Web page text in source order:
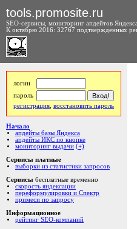
tools.promosite.ru
SEO-сервисы, мониторинг апдейтов
К октябрю 2016: 32767 подтвержденных
логин
пароль
регистрация восстановить пароль
Начало
апдейты базы Яндекса
апдейты ИКС по кнопке
мониторинг выдачи (+)
Сервисы платные
выборки из статистики запросов
Сервисы бесплатные временно
скорость яндексации
переформулировки и Спектр
примеси по запросу
Информационное
рейтинг SEO-компаний